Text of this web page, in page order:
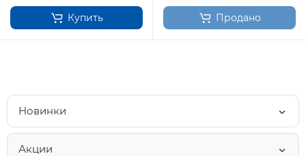
Купить Продано
Новинки
Акции